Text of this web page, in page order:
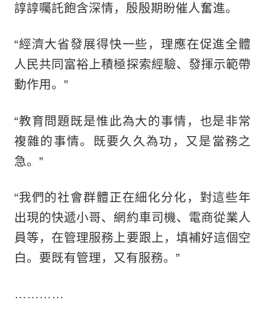
諄諄囑託飽含深情，殷殷期盼催人奮進。
“經濟大省發展得快一些，理應在促進全體
人民共同富裕上積極探索經驗、發揮示範帶
動作用。”
“教育問題既是惟此為大的事情，也是非常
複雜的事情。既要久久為功，又是當務之
急。”
“我們的社會群體正在細化分化，對這些年
出現的快遞小哥、網約車司機、電商從業人
員等，在管理服務上要跟上，填補好這個空
白。要既有管理，又有服務。”
…………